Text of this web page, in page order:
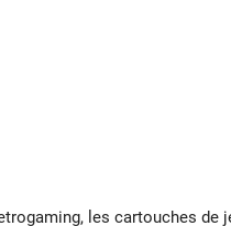
les cartouches de